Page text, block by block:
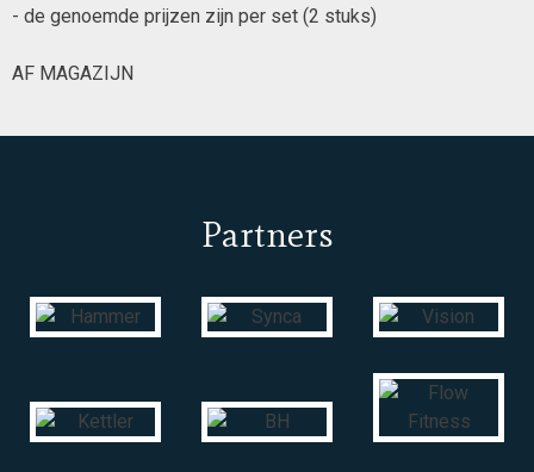
- de genoemde prijzen zijn per set (2 stuks)
AF MAGAZIJN
Partners